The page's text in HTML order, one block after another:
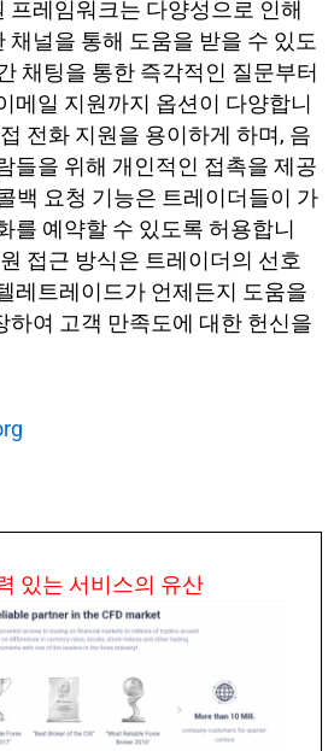
프레임워크는 다양성으로 인해
채널을 통해 도움을 받을 수 있도
채팅을 통한 즉각적인 질문부터
메일 지원까지 옵션이 다양합니
전화 지원을 용이하게 하며, 음
들을 위해 개인적인 접촉을 제공
백 요청 기능은 트레이더들이 가
를 예약할 수 있도록 허용합니
접근 방식은 트레이더의 선호
레트레이드가 언제든지 도움을
하여 고객 만족도에 대한 헌신을
있는 서비스의 유산